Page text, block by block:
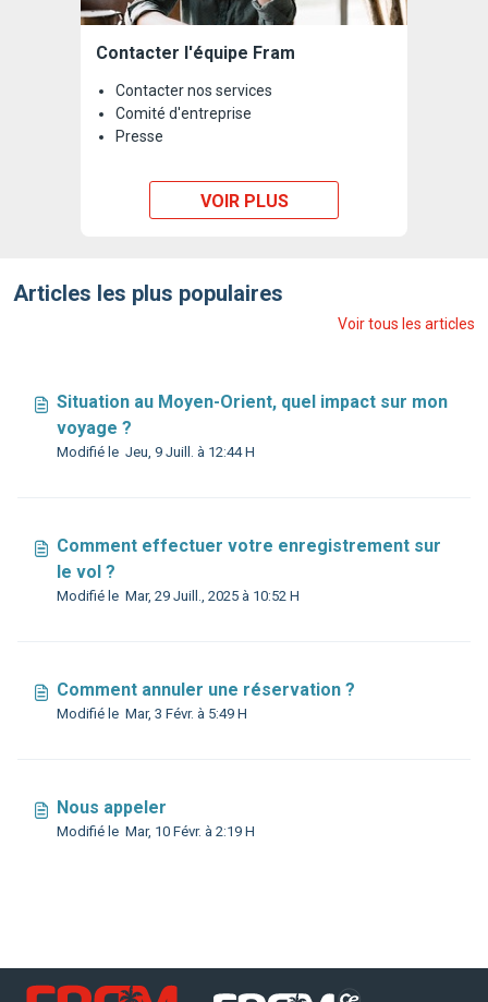
Contacter l'équipe Fram
Contacter nos services
Comité d'entreprise
Presse
VOIR PLUS
Articles les plus populaires
Voir tous les articles
Situation au Moyen-Orient, quel impact sur mon
voyage ?
Modifié le Jeu, 9 Juill. à 12:44 H
Comment effectuer votre enregistrement sur
le vol ?
Modifié le Mar, 29 Juill., 2025 à 10:52 H
Comment annuler une réservation ?
Modifié le Mar, 3 Févr. à 5:49 H
Nous appeler
Modifié le Mar, 10 Févr. à 2:19 H